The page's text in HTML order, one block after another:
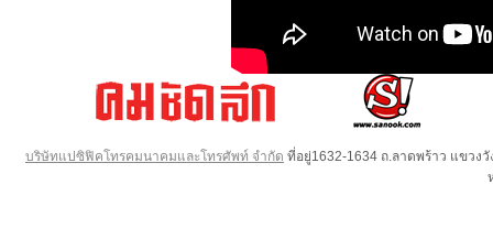
บริษัทแปซิฟิคโทรคมนาคมและโทรศัพท์ จำกัด ที่อยู่1632-1634 ถ.ลาดพร้าว แขวง